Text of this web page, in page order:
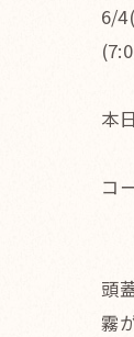
6/
本
コ
頭
霧